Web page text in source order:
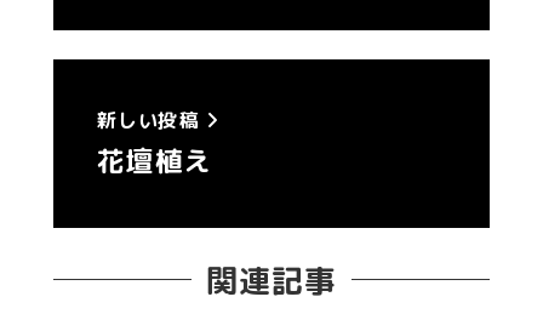
新しい投稿
花壇植え
関連記事